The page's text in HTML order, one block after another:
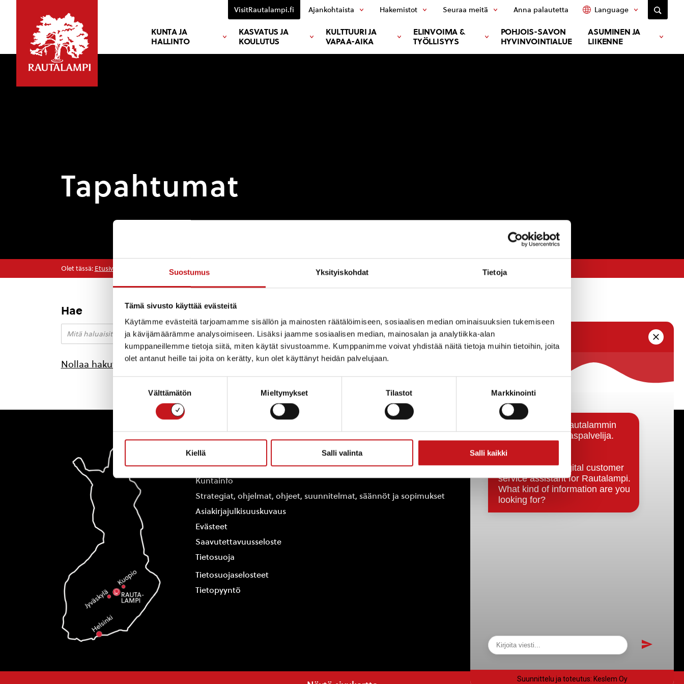
Suostumus Yksityiskohdat Tietoja
Tämä sivusto käyttää evästeitä
Käytämme evästeitä tarjoamamme sisällön ja mainosten räätälöimiseen, sosiaalisen median ominaisuuksien tukemiseen
ja kävijämäärämme analysoimiseen. Lisäksi jaamme sosiaalisen median, mainosalan ja analytiikka-alan
kumppaneillemme tietoja siitä, miten käytät sivustoamme. Kumppanimme voivat yhdistää näitä tietoja muihin tietoihin, joita
olet antanut heille tai joita on kerätty, kun olet käyttänyt heidän palvelujaan.
Välttämätön Mieltymykset Tilastot Markkinointi
Kiellä Salli valinta Salli kaikki
KUNTA JA
HALLINTO
KASVATUS JA
KOULUTUS
KULTTUURI JA
VAPAA-AIKA
ELINVOIMA &
TYÖLLISYYS
POHJOIS-SAVON
HYVINVOINTIALUE
ASUMINEN JA
LIIKENNE
VisitRautalampi.fi Ajankohtaista Hakemistot Seuraa meitä Anna palautetta Language
Tapahtumat
Olet tässä: Etusivu koko kylän talkoot
Hae
Nollaa hakutulokset
Yhteystiedot
Kuntainfo
Strategiat, ohjelmat, ohjeet, suunnitelmat, säännöt ja sopimukset
Asiakirjajulkisuuskuvaus
Evästeet
Saavutettavuusseloste
Tietosuoja
Tietosuojaselosteet
Tietopyyntö
Päätökset, esityslistat & pöytäkirjat
Hallinto
Kunnanhallitus
Kunnanvaltuusto